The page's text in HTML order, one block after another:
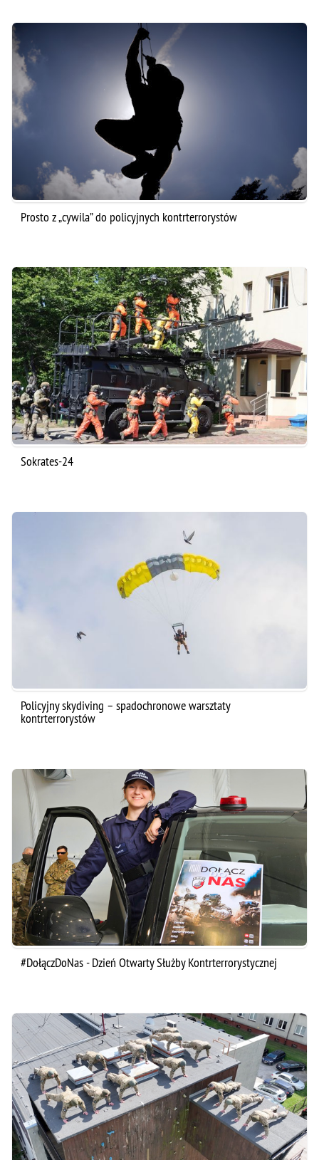
Prosto z „cywila” do policyjnych kontrterrorystów
Sokrates-24
Policyjny skydiving – spadochronowe warsztaty
kontrterrorystów
#DołączDoNas - Dzień Otwarty Służby Kontrterrorystycznej